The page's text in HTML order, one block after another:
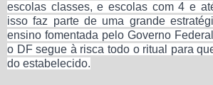
escolas classes, e escolas com 4 e
isso faz parte de uma grande
ensino fomentada pelo Governo
o DF segue à risca todo o ritual para
do estabelecido.